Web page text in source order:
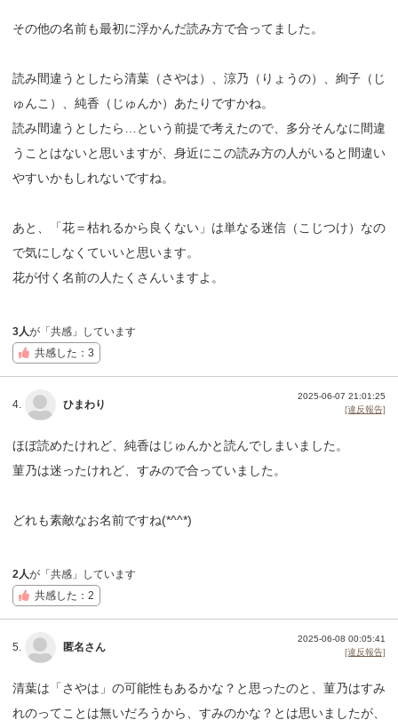
その他の名前も最初に浮かんだ読み方で合ってました。
読み間違うとしたら清葉（さやは）、涼乃（りょうの）、絢子（じ
ゅんこ）、純香（じゅんか）あたりですかね。
読み間違うとしたら…という前提で考えたので、多分そんなに間違
うことはないと思いますが、身近にこの読み方の人がいると間違い
やすいかもしれないですね。
あと、「花＝枯れるから良くない」は単なる迷信（こじつけ）なの
で気にしなくていいと思います。
花が付く名前の人たくさんいますよ。
3人が「共感」しています
共感した：3
4. ひまわり
2025-06-07 21:01:25
[違反報告]
ほぼ読めたけれど、純香はじゅんかと読んでしまいました。
菫乃は迷ったけれど、すみので合っていました。
どれも素敵なお名前ですね(*^^*)
2人が「共感」しています
共感した：2
5. 匿名さん
2025-06-08 00:05:41
[違反報告]
清葉は「さやは」の可能性もあるかな？と思ったのと、菫乃はすみ
れのってことは無いだろうから、すみのかな？とは思いましたが、